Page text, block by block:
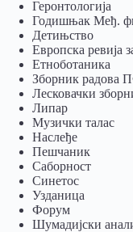
Геронтологија
Годишњак Међ.
Детињство
Европска ревија
Eтноботаника
Зборник радова
Лесковачки
Липар
Музички талас
Наслеђе
Пешчаник
Саборност
Синетос
Узданица
Форум
Шумадијски